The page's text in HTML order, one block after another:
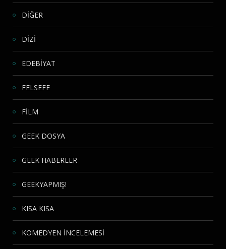
DİĞER
DİZİ
EDEBİYAT
FELSEFE
FİLM
GEEK DOSYA
GEEK HABERLER
GEEKYAPMIŞ!
KISA KISA
KOMEDYEN İNCELEMESİ